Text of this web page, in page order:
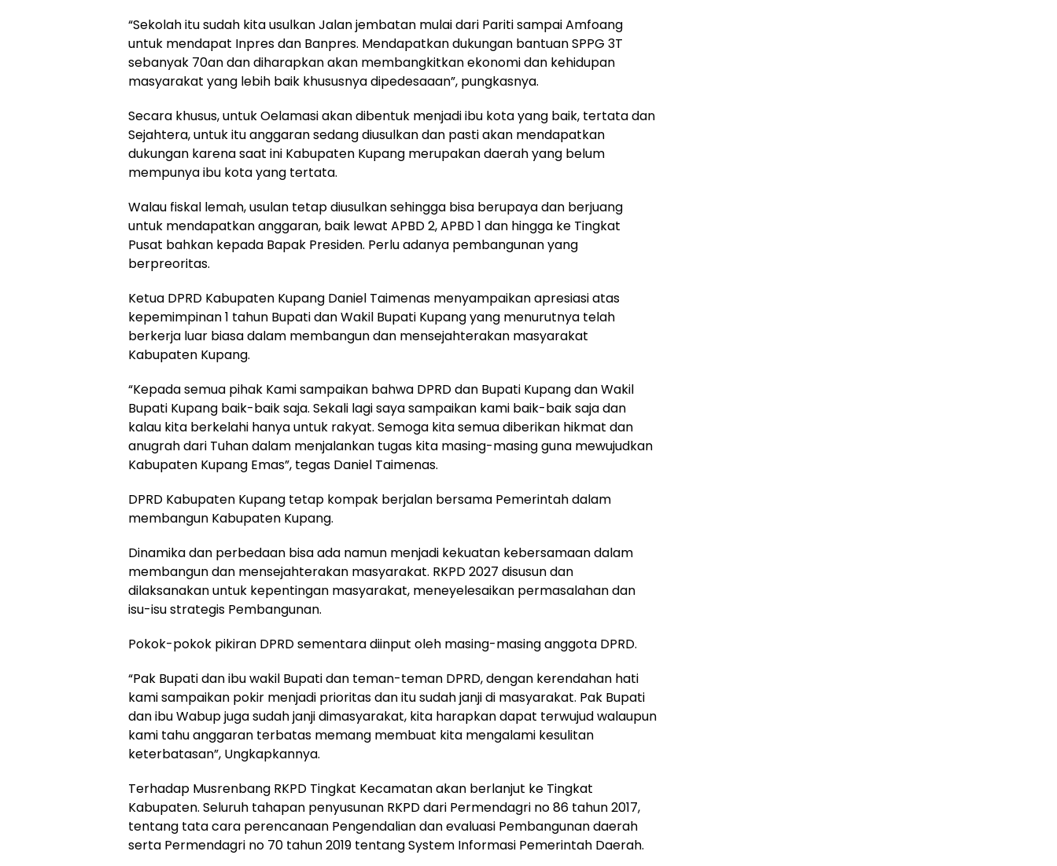
“Sekolah itu sudah kita usulkan Jalan jembatan mulai dari Pariti sampai Amfoang
untuk mendapat Inpres dan Banpres. Mendapatkan dukungan bantuan SPPG 3T
sebanyak 70an dan diharapkan akan membangkitkan ekonomi dan kehidupan
masyarakat yang lebih baik khususnya dipedesaaan”, pungkasnya.
Secara khusus, untuk Oelamasi akan dibentuk menjadi ibu kota yang baik, tertata dan
Sejahtera, untuk itu anggaran sedang diusulkan dan pasti akan mendapatkan
dukungan karena saat ini Kabupaten Kupang merupakan daerah yang belum
mempunya ibu kota yang tertata.
Walau fiskal lemah, usulan tetap diusulkan sehingga bisa berupaya dan berjuang
untuk mendapatkan anggaran, baik lewat APBD 2, APBD 1 dan hingga ke Tingkat
Pusat bahkan kepada Bapak Presiden. Perlu adanya pembangunan yang
berpreoritas.
Ketua DPRD Kabupaten Kupang Daniel Taimenas menyampaikan apresiasi atas
kepemimpinan 1 tahun Bupati dan Wakil Bupati Kupang yang menurutnya telah
berkerja luar biasa dalam membangun dan mensejahterakan masyarakat
Kabupaten Kupang.
“Kepada semua pihak Kami sampaikan bahwa DPRD dan Bupati Kupang dan Wakil
Bupati Kupang baik-baik saja. Sekali lagi saya sampaikan kami baik-baik saja dan
kalau kita berkelahi hanya untuk rakyat. Semoga kita semua diberikan hikmat dan
anugrah dari Tuhan dalam menjalankan tugas kita masing-masing guna mewujudkan
Kabupaten Kupang Emas”, tegas Daniel Taimenas.
DPRD Kabupaten Kupang tetap kompak berjalan bersama Pemerintah dalam
membangun Kabupaten Kupang.
Dinamika dan perbedaan bisa ada namun menjadi kekuatan kebersamaan dalam
membangun dan mensejahterakan masyarakat. RKPD 2027 disusun dan
dilaksanakan untuk kepentingan masyarakat, meneyelesaikan permasalahan dan
isu-isu strategis Pembangunan.
Pokok-pokok pikiran DPRD sementara diinput oleh masing-masing anggota DPRD.
“Pak Bupati dan ibu wakil Bupati dan teman-teman DPRD, dengan kerendahan hati
kami sampaikan pokir menjadi prioritas dan itu sudah janji di masyarakat. Pak Bupati
dan ibu Wabup juga sudah janji dimasyarakat, kita harapkan dapat terwujud walaupun
kami tahu anggaran terbatas memang membuat kita mengalami kesulitan
keterbatasan”, Ungkapkannya.
Terhadap Musrenbang RKPD Tingkat Kecamatan akan berlanjut ke Tingkat
Kabupaten. Seluruh tahapan penyusunan RKPD dari Permendagri no 86 tahun 2017,
tentang tata cara perencanaan Pengendalian dan evaluasi Pembangunan daerah
serta Permendagri no 70 tahun 2019 tentang System Informasi Pemerintah Daerah.